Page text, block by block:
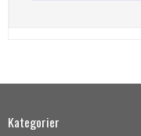
Kategorier